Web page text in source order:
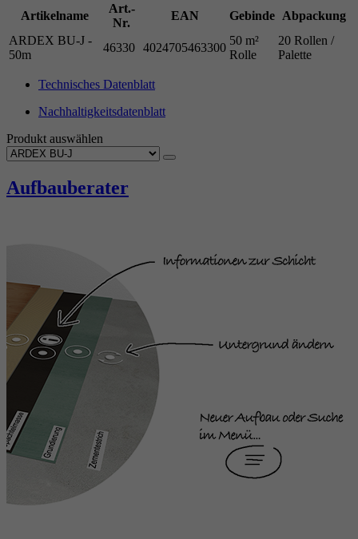
Artikelname
Art.-
Nr.
EAN Gebinde Abpackung
ARDEX BU-J -
50m
46330 4024705463300
50 m²
Rolle
20 Rollen /
Palette
Technisches Datenblatt
Nachhaltigkeitsdatenblatt
Produkt auswählen
Aufbauberater